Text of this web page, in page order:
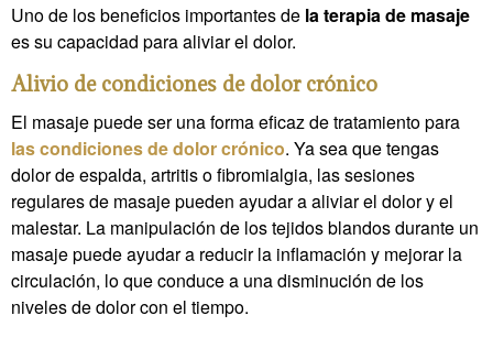
Uno de los beneficios importantes de la terapia de masaje
es su capacidad para aliviar el dolor.
Alivio de condiciones de dolor crónico
El masaje puede ser una forma eficaz de tratamiento para
las condiciones de dolor crónico. Ya sea que tengas
dolor de espalda, artritis o fibromialgia, las sesiones
regulares de masaje pueden ayudar a aliviar el dolor y el
malestar. La manipulación de los tejidos blandos durante un
masaje puede ayudar a reducir la inflamación y mejorar la
circulación, lo que conduce a una disminución de los
niveles de dolor con el tiempo.